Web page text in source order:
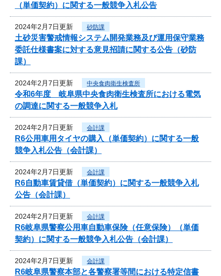
（単価契約）に関する一般競争入札公告
2024年2月7日更新 砂防課
土砂災害警戒情報システム開発業務及び運用保守業務
委託仕様書案に対する意見招請に関する公告（砂防
課）
2024年2月7日更新 中央食肉衛生検査所
令和6年度 岐阜県中央食肉衛生検査所における電気
の調達に関する一般競争入札
2024年2月7日更新 会計課
R6公用車用タイヤの購入（単価契約）に関する一般
競争入札公告（会計課）
2024年2月7日更新 会計課
R6自動車賃貸借（単価契約）に関する一般競争入札
公告（会計課）
2024年2月7日更新 会計課
R6岐阜県警察公用車自動車保険（任意保険）（単価
契約）に関する一般競争入札公告（会計課）
2024年2月7日更新 会計課
R6岐阜県警察本部と各警察署等間における特定信書